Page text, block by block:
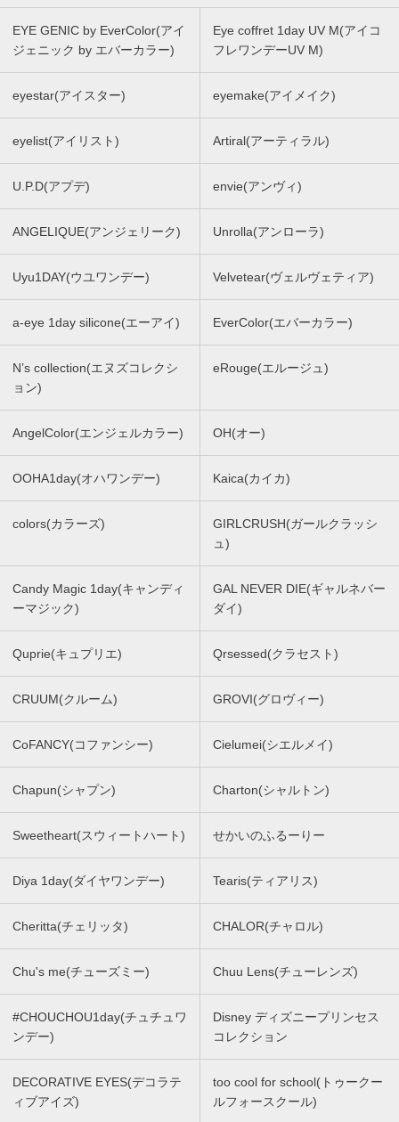
EYE GENIC by EverColor(アイ
ジェニック by エバーカラー)
Eye coffret 1day UV M(アイコ
フレワンデーUV M)
eyestar(アイスター) eyemake(アイメイク)
eyelist(アイリスト) Artiral(アーティラル)
U.P.D(アプデ) envie(アンヴィ)
ANGELIQUE(アンジェリーク) Unrolla(アンローラ)
Uyu1DAY(ウユワンデー) Velvetear(ヴェルヴェティア)
a-eye 1day silicone(エーアイ) EverColor(エバーカラー)
N’s collection(エヌズコレクシ
ョン)
eRouge(エルージュ)
AngelColor(エンジェルカラー) OH(オー)
OOHA1day(オハワンデー) Kaica(カイカ)
colors(カラーズ)
GIRLCRUSH(ガールクラッシ
ュ)
Candy Magic 1day(キャンディ
ーマジック)
GAL NEVER DIE(ギャルネバー
ダイ)
Quprie(キュプリエ) Qrsessed(クラセスト)
CRUUM(クルーム) GROVI(グロヴィー)
CoFANCY(コファンシー) Cielumei(シエルメイ)
Chapun(シャプン) Charton(シャルトン)
Sweetheart(スウィートハート) せかいのふるーりー
Diya 1day(ダイヤワンデー) Tearis(ティアリス)
Cheritta(チェリッタ) CHALOR(チャロル)
Chu's me(チューズミー) Chuu Lens(チューレンズ)
#CHOUCHOU1day(チュチュワ
ンデー)
Disney ディズニープリンセス
コレクション
DECORATIVE EYES(デコラテ
ィブアイズ)
too cool for school(トゥークー
ルフォースクール)